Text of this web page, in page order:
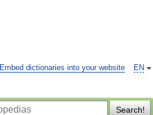
EN
Embed dictionaries into your website
Search!